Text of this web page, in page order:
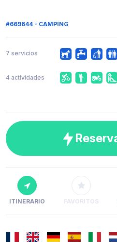
#669644 - CAMPING
7 servicios
4 actividades
ITINERARIO FAVORITOS